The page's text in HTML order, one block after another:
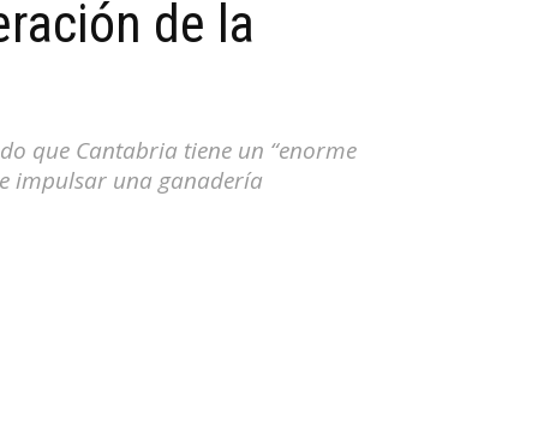
de la
que Cantabria tiene un “enorme
impulsar una ganadería